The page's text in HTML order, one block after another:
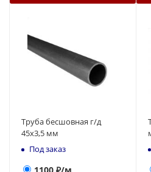
Труба бесшовная г/д
45х3,5 мм
Под заказ